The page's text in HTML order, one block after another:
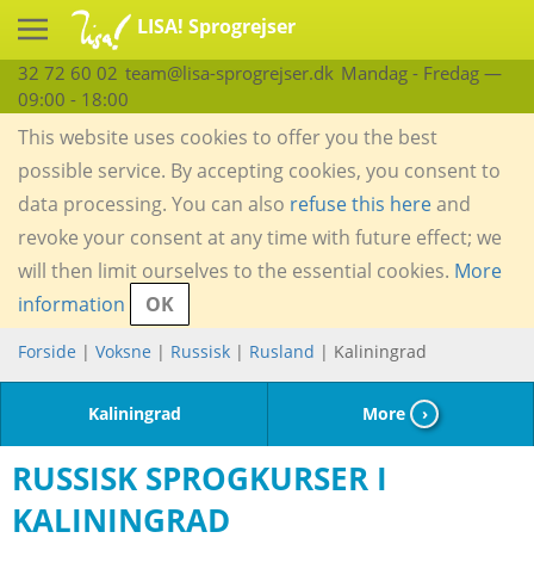
LISA! Sprogrejser
32 72 60 02 team@lisa-sprogrejser.dk Mandag - Fredag —
09:00 - 18:00
This website uses cookies to offer you the best
possible service. By accepting cookies, you consent to
data processing. You can also refuse this hereand
revoke your consent at any time with future effect; we
will then limit ourselves to the essential cookies. More
information
OK
Forside | Voksne | Russisk | Rusland | Kaliningrad
Kaliningrad More ›
RUSSISK SPROGKURSER I
KALININGRAD